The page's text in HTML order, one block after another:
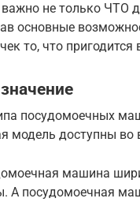
важно не только ЧТО
основные
то, что
посудомоечных
модель доступны
машина
А посудомоечная